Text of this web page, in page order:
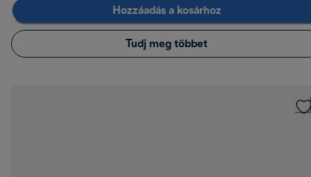
Hozzáadás a kosárhoz
Tudj meg többet